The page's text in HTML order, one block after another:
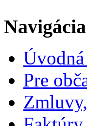
Navigácia
Pre